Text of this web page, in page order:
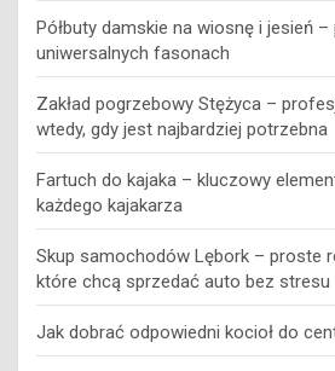
Półbuty damskie na wiosnę i jesień
uniwersalnych fasonach
Zakład pogrzebowy Stężyca –
wtedy, gdy jest najbardziej potrzebna
Fartuch do kajaka – kluczowy
każdego kajakarza
Skup samochodów Lębork – proste
które chcą sprzedać auto bez stresu
Jak dobrać odpowiedni kocioł do